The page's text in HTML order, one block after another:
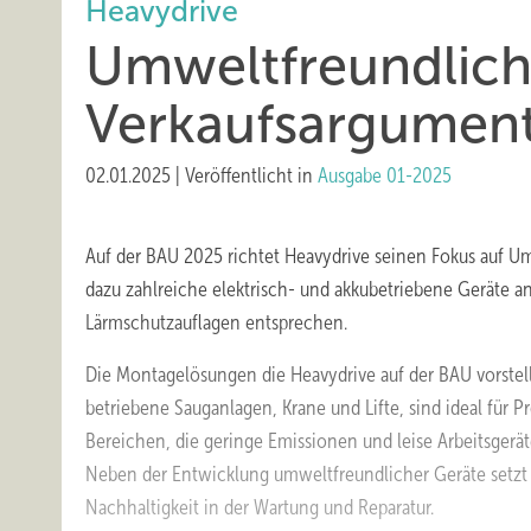
Heavydrive
02.01.2025 Veröffentlicht in Ausgabe 01-2025
Auf der BAU 2025 richtet Heavydrive seinen Fokus auf
dazu zahlreiche elektrisch- und akkubetriebene Geräte
Lärmschutzauflagen entsprechen.
Die Montagelösungen die Heavydrive auf der BAU
betriebene Sauganlagen, Krane und Lifte, sind ideal für
Bereichen, die geringe Emissionen und leise
Neben der Entwicklung umweltfreundlicher Geräte setzt
Nachhaltigkeit in der Wartung und Reparatur.